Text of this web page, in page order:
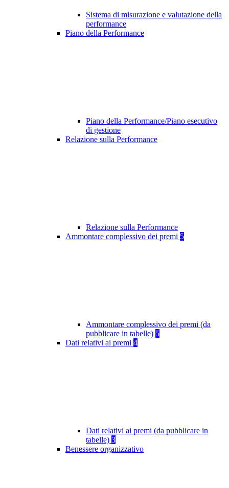
Sistema di misurazione e valutazione della
performance
Piano della Performance
Piano della Performance/Piano esecutivo
di gestione
Relazione sulla Performance
Relazione sulla Performance
Ammontare complessivo dei premi 5
Ammontare complessivo dei premi (da
pubblicare in tabelle) 5
Dati relativi ai premi 4
Dati relativi ai premi (da pubblicare in
tabelle) 3
Benessere organizzativo